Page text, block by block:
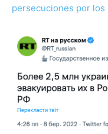
persecuciones por los